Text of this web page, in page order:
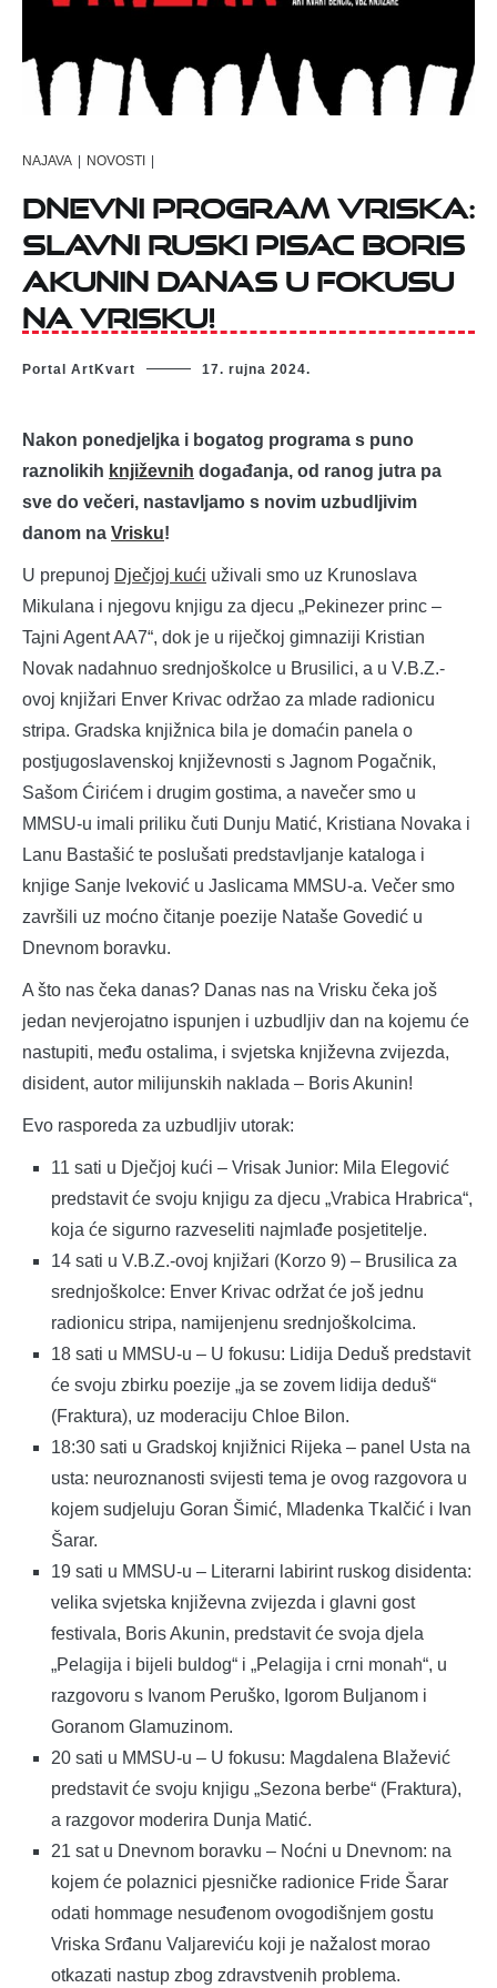
NAJAVA | NOVOSTI |
Dnevni program Vriska:
Slavni ruski pisac Boris
Akunin danas u fokusu
na Vrisku!
Portal ArtKvart 17. rujna 2024.
Nakon ponedjeljka i bogatog programa s puno
raznolikih književnih događanja, od ranog jutra pa
sve do večeri, nastavljamo s novim uzbudljivim
danom na Vrisku!
U prepunoj Dječjoj kući uživali smo uz Krunoslava
Mikulana i njegovu knjigu za djecu „Pekinezer princ –
Tajni Agent AA7“, dok je u riječkoj gimnaziji Kristian
Novak nadahnuo srednjoškolce u Brusilici, a u V.B.Z.-
ovoj knjižari Enver Krivac održao za mlade radionicu
stripa. Gradska knjižnica bila je domaćin panela o
postjugoslavenskoj književnosti s Jagnom Pogačnik,
Sašom Ćirićem i drugim gostima, a navečer smo u
MMSU-u imali priliku čuti Dunju Matić, Kristiana Novaka i
Lanu Bastašić te poslušati predstavljanje kataloga i
knjige Sanje Iveković u Jaslicama MMSU-a. Večer smo
završili uz moćno čitanje poezije Nataše Govedić u
Dnevnom boravku.
A što nas čeka danas? Danas nas na Vrisku čeka još
jedan nevjerojatno ispunjen i uzbudljiv dan na kojemu će
nastupiti, među ostalima, i svjetska književna zvijezda,
disident, autor milijunskih naklada – Boris Akunin!
Evo rasporeda za uzbudljiv utorak:
11 sati u Dječjoj kući – Vrisak Junior: Mila Elegović
predstavit će svoju knjigu za djecu „Vrabica Hrabrica“,
koja će sigurno razveseliti najmlađe posjetitelje.
14 sati u V.B.Z.-ovoj knjižari (Korzo 9) – Brusilica za
srednjoškolce: Enver Krivac održat će još jednu
radionicu stripa, namijenjenu srednjoškolcima.
18 sati u MMSU-u – U fokusu: Lidija Deduš predstavit
će svoju zbirku poezije „ja se zovem lidija deduš“
(Fraktura), uz moderaciju Chloe Bilon.
18:30 sati u Gradskoj knjižnici Rijeka – panel Usta na
usta: neuroznanosti svijesti tema je ovog razgovora u
kojem sudjeluju Goran Šimić, Mladenka Tkalčić i Ivan
Šarar.
19 sati u MMSU-u – Literarni labirint ruskog disidenta:
velika svjetska književna zvijezda i glavni gost
festivala, Boris Akunin, predstavit će svoja djela
„Pelagija i bijeli buldog“ i „Pelagija i crni monah“, u
razgovoru s Ivanom Peruško, Igorom Buljanom i
Goranom Glamuzinom.
20 sati u MMSU-u – U fokusu: Magdalena Blažević
predstavit će svoju knjigu „Sezona berbe“ (Fraktura),
a razgovor moderira Dunja Matić.
21 sat u Dnevnom boravku – Noćni u Dnevnom: na
kojem će polaznici pjesničke radionice Fride Šarar
odati hommage nesuđenom ovogodišnjem gostu
Vriska Srđanu Valjareviću koji je nažalost morao
otkazati nastup zbog zdravstvenih problema.